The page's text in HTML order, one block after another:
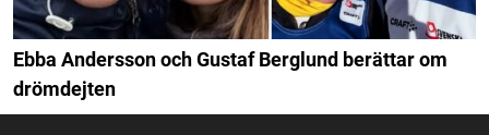
Ebba Andersson och Gustaf Berglund berättar om
drömdejten